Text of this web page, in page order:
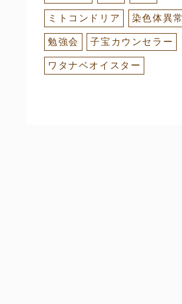
ミトコンドリア 染色体異常
勉強会 子宝カウンセラー
ワタナベオイスター